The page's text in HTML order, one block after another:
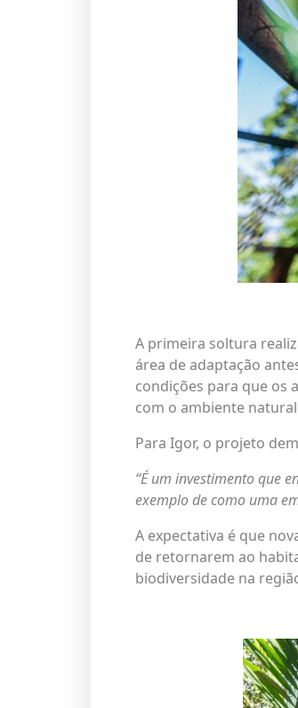
A primeira soltura
área de adaptação
condições para que os
com o ambiente
Para Igor, o projeto
“É um investimento que
exemplo de como uma
A expectativa é que
de retornarem ao
biodiversidade na